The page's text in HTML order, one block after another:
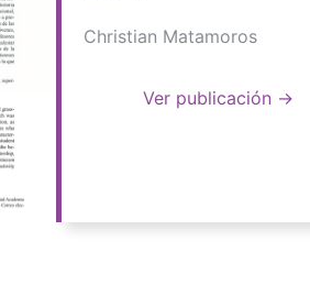
Christian Matamoros
Ver publicación →